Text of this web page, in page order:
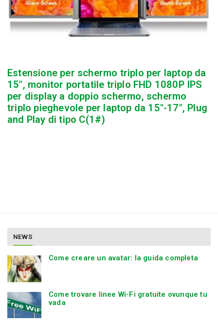
Estensione per schermo triplo per laptop da
15″, monitor portatile triplo FHD 1080P IPS
per display a doppio schermo, schermo
triplo pieghevole per laptop da 15″-17″, Plug
and Play di tipo C(1#)
NEWS
Come creare un avatar: la guida completa
Come trovare linee Wi-Fi gratuite ovunque tu
vada